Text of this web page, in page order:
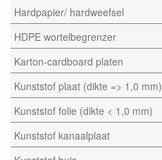
Hardpapier/ hardweefsel
HDPE wortelbegrenzer
Karton-cardboard platen
Kunststof plaat (dikte => 1,0 mm)
Kunststof folie (dikte < 1,0 mm)
Kunststof kanaalplaat